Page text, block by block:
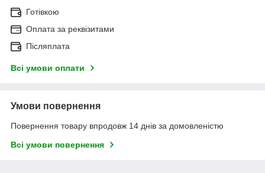
Готівкою
Оплата за реквізитами
Післяплата
Всі умови оплати
Умови повернення
Повернення товару впродовж 14 днів за домовленістю
Всі умови повернення